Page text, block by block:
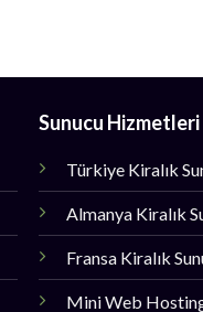
Sunucu Hizmetleri
Türkiye Kiralık
Almanya Kiralık
Fransa Kiralık
Mini Web